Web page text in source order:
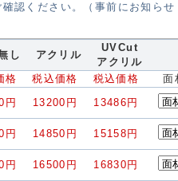
認ください。（事前にお知らせ
し アクリル
UVCut
アクリル
格 税込価格 税込価格 面
円 13200円 13486円
円 14850円 15158円
円 16500円 16830円